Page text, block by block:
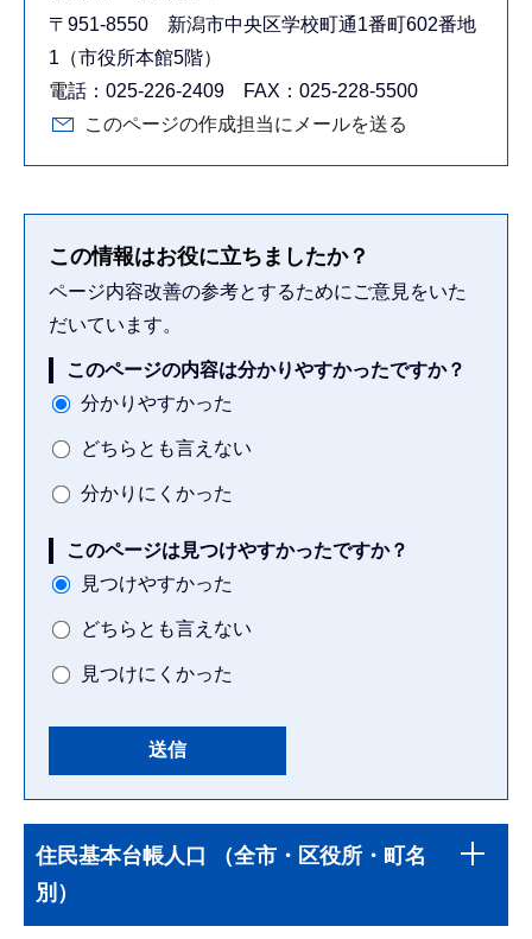
〒951-8550 新潟市中央区学校町通1番町602番地
1（市役所本館5階）
電話：025-226-2409 FAX：025-228-5500
このページの作成担当にメールを送る
この情報はお役に立ちましたか？
ページ内容改善の参考とするためにご意見をいた
だいています。
このページの内容は分かりやすかったですか？
分かりやすかった
どちらとも言えない
分かりにくかった
このページは見つけやすかったですか？
見つけやすかった
どちらとも言えない
見つけにくかった
文
こ
ブ
ナ
住民基本台帳人口 （全市・区役所・町名
別）